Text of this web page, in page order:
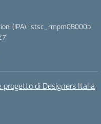
(IPA): istsc_rmpm08000b
progetto di Designers Italia